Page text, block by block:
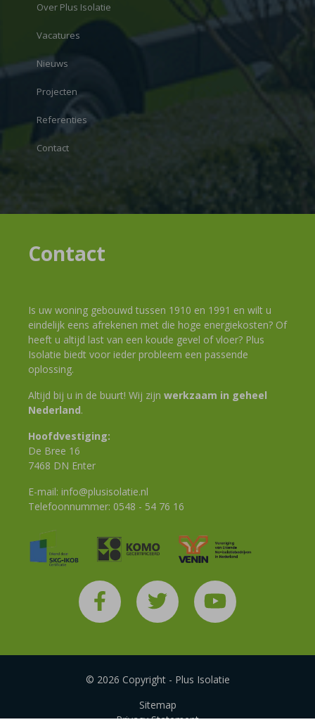
Over Plus Isolatie
Vacatures
Nieuws
Projecten
Referenties
Contact
Contact
Is uw woning gebouwd tussen 1910 en 1991 en wilt u
eindelijk eens afrekenen met die hoge energiekosten? Of
heeft u altijd last van een koude gevel of vloer? Plus
Isolatie biedt voor ieder probleem een passende
oplossing.
Altijd bij u in de buurt! Wij zijn werkzaam in geheel
Nederland.
Hoofdvestiging:
De Bree 16
7468 DN Enter
E-mail: info@plusisolatie.nl
Telefoonnummer: 0548 - 54 76 16
© 2026 Copyright - Plus Isolatie
Sitemap